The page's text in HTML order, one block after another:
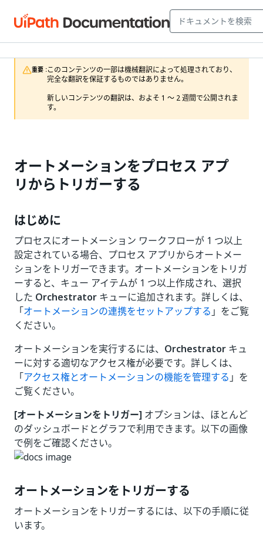
重要 :このコンテンツの一部は機械翻訳によって処理されており、
完全な翻訳を保証するものではありません。
新しいコンテンツの翻訳は、およそ 1 ～ 2 週間で公開されま
す。
オートメーションをプロセス アプ
リからトリガーする
はじめに
プロセスにオートメーション ワークフローが 1 つ以上
設定されている場合、プロセス アプリからオートメー
ションをトリガーできます。オートメーションをトリガ
ーすると、キュー アイテムが 1 つ以上作成され、選択
した Orchestrator キューに追加されます。詳しくは、
「オートメーションの連携をセットアップする 」をご覧
ください。
オートメーションを実行するには、 Orchestrator キュ
ーに対する適切なアクセス権が必要です。詳しくは、
「アクセス権とオートメーションの機能を管理する 」を
ご覧ください。
[オートメーションをトリガー] オプションは、ほとんど
のダッシュボードとグラフで利用できます。以下の画像
で例をご確認ください。
オートメーションをトリガーする
オートメーションをトリガーするには、以下の手順に従
います。